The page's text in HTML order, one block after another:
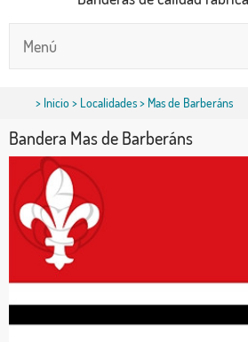
Menú
> Inicio> Localidades> Mas de Barberáns
Bandera Mas de Barberáns